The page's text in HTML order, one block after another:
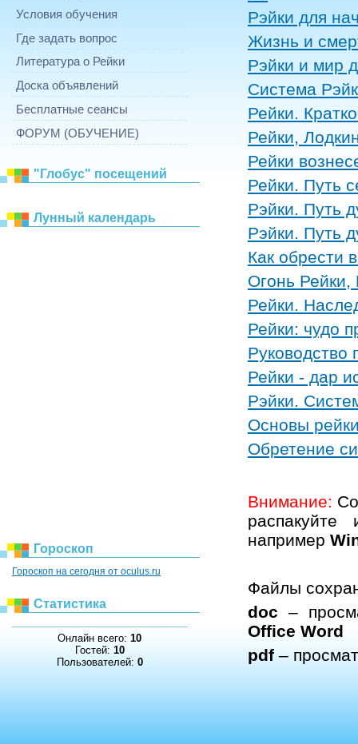
Условия обучения
Где задать вопрос
Литература о Рейки
Доска объявлений
Бесплатные сеансы
ФОРУМ (ОБУЧЕНИЕ)
"Глобус" посещений
Лунный календарь
Гороскоп
Гороскоп на сегодня от oculus.ru
Статистика
Онлайн всего:10
Гостей: 10
Пользователей: 0
Рэйки для
Жизнь и
Рэйки и мир
Система
Рейки.
Рейки,
Рейки
Рейки. Путь
Рэйки. Путь
Рэйки. Путь
Как обрести
Огонь
Рейки.
Рейки: чудо
Руководство
Рейки - дар
Рэйки.
Основы
Обретение
Внимание:
например
Файлы
doc –
Office Word
pdf –